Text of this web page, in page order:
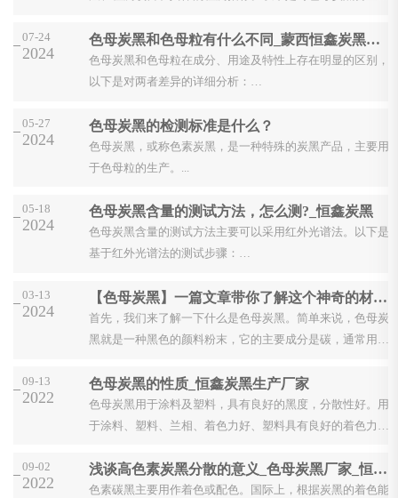
一、检测方法
色母炭黑...
07-24
2024
色母炭黑和色母粒有什么不同_蒙西恒鑫炭黑化工
色母炭黑和色母粒在成分、用途及特性上存在明显的区别，
以下是对两者差异的详细分析：
1、色母炭黑：色母炭黑主要是指在色母粒生产中使用...
05-27
2024
色母炭黑的检测标准是什么？
色母炭黑，或称色素炭黑，是一种特殊的炭黑产品，主要用
于色母粒的生产。...
05-18
2024
色母炭黑含量的测试方法，怎么测?_恒鑫炭黑
色母炭黑含量的测试方法主要可以采用红外光谱法。以下是
基于红外光谱法的测试步骤：
选择代表性样品：从整个批次中随机选取样品，并确保其代
表性。
样品研磨：将样品...
03-13
2024
【色母炭黑】一篇文章带你了解这个神奇的材料！
首先，我们来了解一下什么是色母炭黑。简单来说，色母炭
黑就是一种黑色的颜料粉末，它的主要成分是碳，通常用于
09-13
2022
色母炭黑的性质_恒鑫炭黑生产厂家
色母炭黑用于涂料及塑料，具有良好的黑度，分散性好。用
于涂料、塑料、兰相、着色力好、塑料具有良好的着色力和
护套等抗静电产品；具有良好的分散性，流动性好，中等...
09-02
2022
浅谈高色素炭黑分散的意义_色母炭黑厂家_恒鑫炭黑
色素碳黑主要用作着色或配色。国际上，根据炭黑的着色能